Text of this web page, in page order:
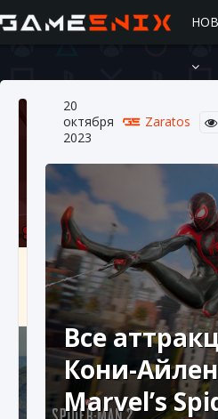
Подробное руководство по
самоцветов Brawl Stars
10 августа 2024 2
20
октября
2023
Zaratos
Все
Кони-
Marvel’s